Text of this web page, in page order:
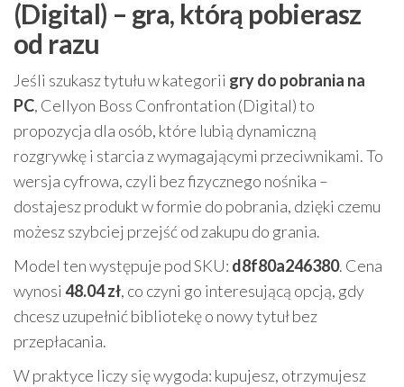
(Digital) – gra, którą pobierasz
od razu
Jeśli szukasz tytułu w kategorii gry do pobrania na
PC, Cellyon Boss Confrontation (Digital) to
propozycja dla osób, które lubią dynamiczną
rozgrywkę i starcia z wymagającymi przeciwnikami. To
wersja cyfrowa, czyli bez fizycznego nośnika –
dostajesz produkt w formie do pobrania, dzięki czemu
możesz szybciej przejść od zakupu do grania.
Model ten występuje pod SKU: d8f80a246380. Cena
wynosi 48.04 zł, co czyni go interesującą opcją, gdy
chcesz uzupełnić bibliotekę o nowy tytuł bez
przepłacania.
W praktyce liczy się wygoda: kupujesz, otrzymujesz